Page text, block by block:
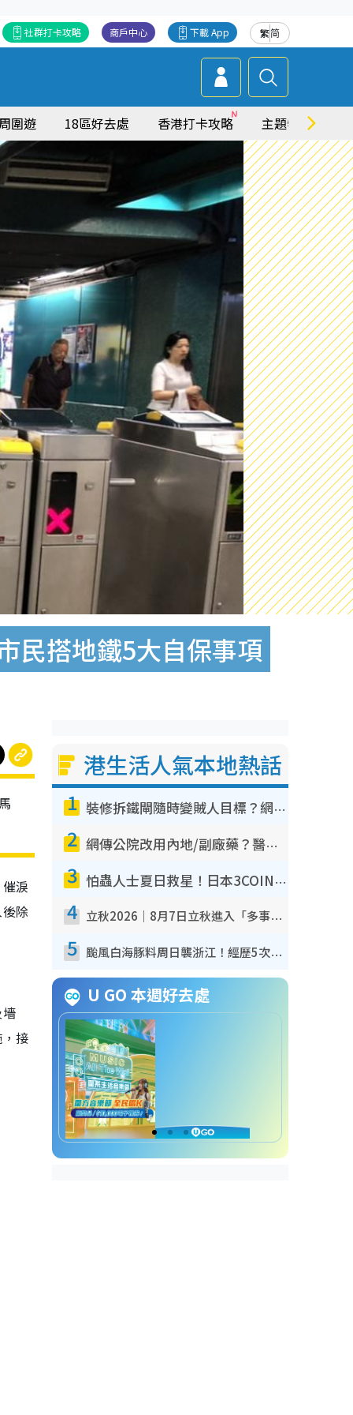
繁简
下載 App
商戶中心
社群打卡攻略
圍遊 18區好去處 香港打卡攻略 主題特集
民搭地鐵5大自保事項
淚
除
接
港生活人氣本地熱話
1 裝修拆鐵閘隨時變賊人目標？網民揭2大關鍵用途：裝新式等於白裝？附新舊鐵閘分別
2 網傳公院改用內地/副廠藥？醫生拆解正副廠分別 揭4類人換藥隨時出事
3 怕蟲人士夏日救星！日本3COINS爆紅驅蟲神器$45起 1招「全程免觸碰」輕鬆搞定小強
4 立秋2026｜8月7日立秋進入「多事之秋」 3件事唔做得！專家教6招開運 清枱頭／銀包納氣接好運
5 颱風白海豚料周日襲浙江！經歷5次「眼牆置換」極罕見 成登陸內地最長途颱風
U GO 本週好去處